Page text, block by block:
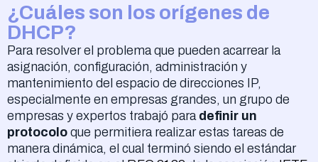
¿Cuáles son los orígenes de
DHCP?
Para resolver el problema que pueden acarrear la
asignación, configuración, administración y
mantenimiento del espacio de direcciones IP,
especialmente en empresas grandes, un grupo de
empresas y expertos trabajó para definir un
protocolo que permitiera realizar estas tareas de
manera dinámica, el cual terminó siendo el estándar